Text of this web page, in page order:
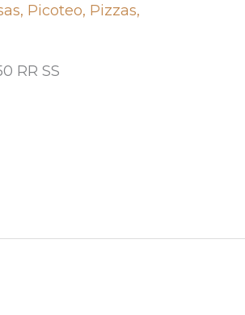
, Picoteo, Pizzas,
RR SS